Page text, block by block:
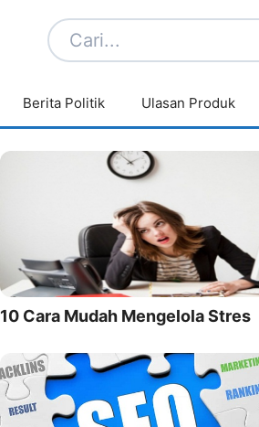
Berita Politik Ulasan Produk
10 Cara Mudah Mengelola Stres